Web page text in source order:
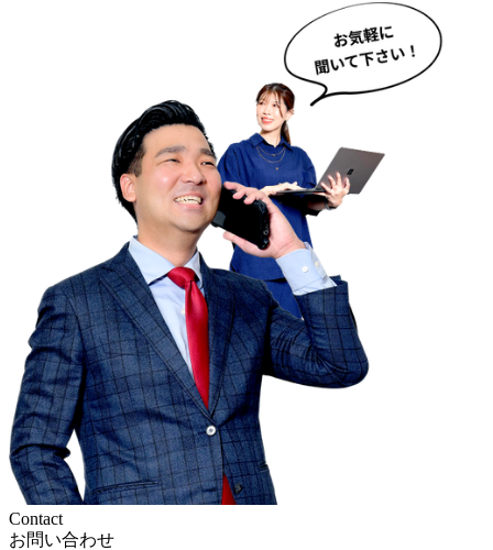
Contact
お問い合わせ